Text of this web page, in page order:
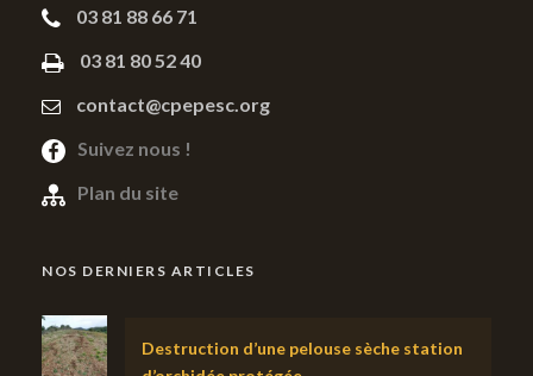
03 81 88 66 71
03 81 80 52 40
contact@cpepesc.org
Suivez nous !
Plan du site
NOS DERNIERS ARTICLES
Destruction d’une pelouse sèche station